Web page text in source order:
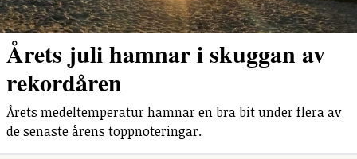
Årets juli hamnar i skuggan av
rekordåren
Årets medeltemperatur hamnar en bra bit under flera av
de senaste årens toppnoteringar.